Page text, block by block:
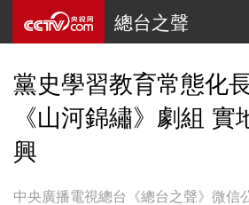
總台之聲
黨史學習教育常態化
《山河錦繡》劇組 實
興
中央廣播電視總台《總台之聲》微信